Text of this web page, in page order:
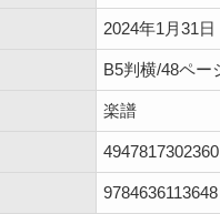
2024年1月31日
B5判横/48ペー
楽譜
4947817302360
9784636113648